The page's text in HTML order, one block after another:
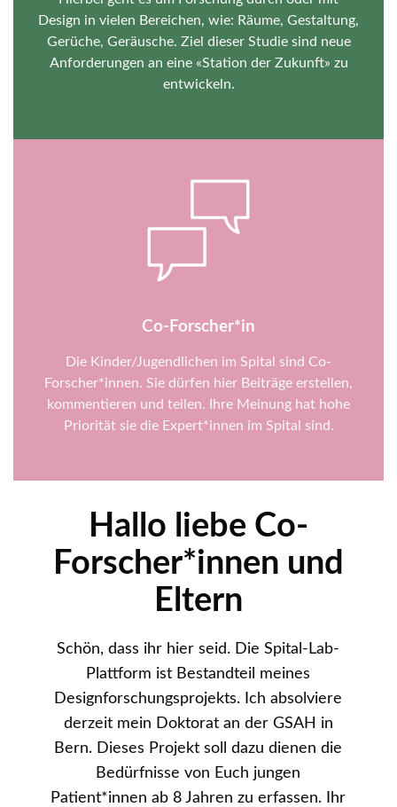
Design in vielen Bereichen, wie: Räume, Gestaltung,
Gerüche, Geräusche. Ziel dieser Studie sind neue
Anforderungen an eine «Station der Zukunft» zu
entwickeln.
Co-Forscher*in
Die Kinder/Jugendlichen im Spital sind Co-
Forscher*innen. Sie dürfen hier Beiträge erstellen,
kommentieren und teilen. Ihre Meinung hat hohe
Priorität sie die Expert*innen im Spital sind.
Hallo liebe Co-
Forscher*innen und
Eltern
Schön, dass ihr hier seid. Die Spital-Lab-
Plattform ist Bestandteil meines
Designforschungsprojekts. Ich absolviere
derzeit mein Doktorat an der GSAH in
Bern. Dieses Projekt soll dazu dienen die
Bedürfnisse von Euch jungen
Patient*innen ab 8 Jahren zu erfassen. Ihr